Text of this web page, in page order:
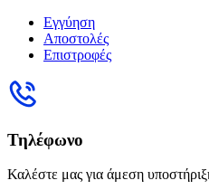
Εγγύηση
Αποστολές
Επιστροφές
Τηλέφωνο
Καλέστε μας για άμεση